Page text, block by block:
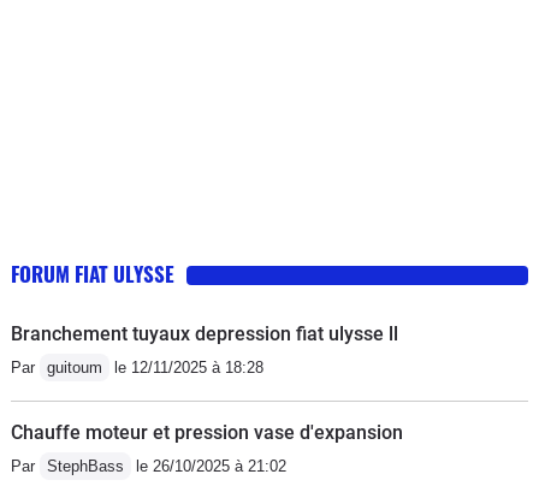
un jours dans l idée dans acheter 1
note sur 10 sur le moteur ( 2/10) et
pour la caisse et l habitacle (7/10)
était neuf, le FAP à changer à 180
commence à ne plus très bien
fonctionner, quelques problème de
l'électronique parfois un peu farceuse
(les problèmes de contact et
FORUM FIAT ULYSSE
Branchement tuyaux depression fiat ulysse ll
Par guitoum le 12/11/2025 à 18:28
Chauffe moteur et pression vase d'expansion
Par StephBass le 26/10/2025 à 21:02